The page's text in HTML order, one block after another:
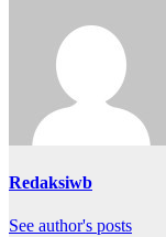
Redaksiwb
See author's posts